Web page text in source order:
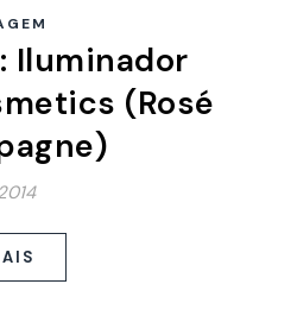
Iluminador
(Rosé